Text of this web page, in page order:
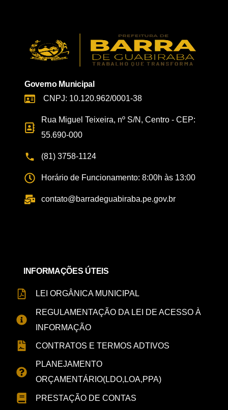
Governo Municipal
CNPJ: 10.120.962/0001-38
Rua Miguel Teixeira, nº S/N, Centro - CEP:
55.690-000
(81) 3758-1124
Horário de Funcionamento: 8:00h às 13:00
contato@barradeguabiraba.pe.gov.br
INFORMAÇÕES ÚTEIS
LEI ORGÂNICA MUNICIPAL
REGULAMENTAÇÃO DA LEI DE ACESSO À
INFORMAÇÃO
CONTRATOS E TERMOS ADTIVOS
PLANEJAMENTO
ORÇAMENTÁRIO(LDO,LOA,PPA)
PRESTAÇÃO DE CONTAS